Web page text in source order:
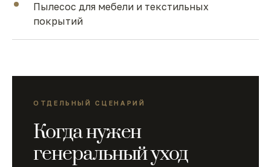
Пылесос для мебели и текстильных
покрытий
ОТДЕЛЬНЫЙ СЦЕНАРИЙ
Когда нужен
генеральный уход